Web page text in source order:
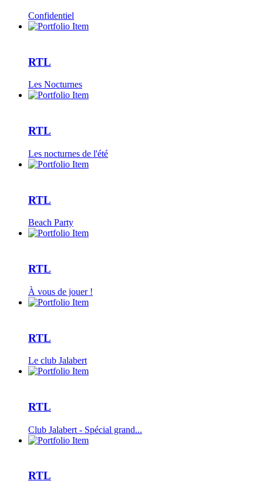
Confidentiel
RTL
Les Nocturnes
RTL
Les nocturnes de l'été
RTL
Beach Party
RTL
À vous de jouer !
RTL
Le club Jalabert
RTL
Club Jalabert - Spécial grand...
RTL